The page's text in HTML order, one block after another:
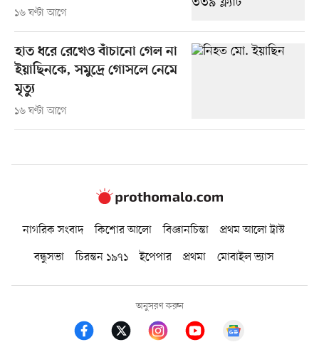
১৬ ঘণ্টা আগে
হাত ধরে রেখেও বাঁচানো গেল না
ইয়াছিনকে, সমুদ্রে গোসলে নেমে
মৃত্যু
১৬ ঘণ্টা আগে
নাগরিক সংবাদ কিশোর আলো বিজ্ঞানচিন্তা
প্রথম আলো ট্রাস্ট
বন্ধুসভা
চিরন্তন ১৯৭১ ইপেপার প্রথমা মোবাইল ভ্যাস
অনুসরণ করুন